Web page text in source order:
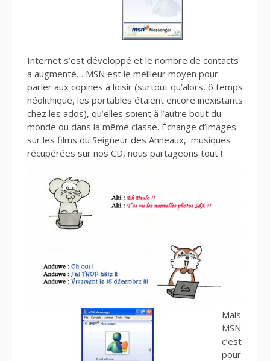
Internet s’est développé et le nombre de contacts
a augmenté… MSN est le meilleur moyen pour
parler aux copines à loisir (surtout qu’alors, ô temps
néolithique, les portables étaient encore inexistants
chez les ados), qu’elles soient à l’autre bout du
monde ou dans la même classe. Échange d’images
sur les films du Seigneur des Anneaux, musiques
récupérées sur nos CD, nous partageons tout !
Mais
MSN
c’est
pour